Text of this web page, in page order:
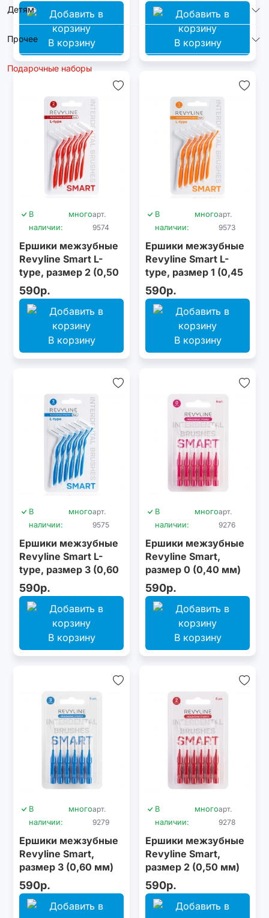
Детям
Прочее
Подарочные наборы
В корзину В корзину
В
наличии:
многоарт.
9574
Ершики межзубные
Revyline Smart L-
type, размер 2 (0,50
мм) красные, 6 шт.
590р.
В корзину
В
наличии:
многоарт.
9573
Ершики межзубные
Revyline Smart L-
type, размер 1 (0,45
мм) оранжевые, 6
шт.
590р.
В корзину
В
наличии:
многоарт.
9575
Ершики межзубные
Revyline Smart L-
type, размер 3 (0,60
мм) голубые, 6 шт.
590р.
В корзину
В
наличии:
многоарт.
9276
Ершики межзубные
Revyline Smart,
размер 0 (0,40 мм)
розовые, 6 шт.
590р.
В корзину
В
наличии:
многоарт.
9279
Ершики межзубные
Revyline Smart,
размер 3 (0,60 мм)
голубые, 6 шт.
590р.
В
наличии:
многоарт.
9278
Ершики межзубные
Revyline Smart,
размер 2 (0,50 мм)
красные, 6 шт.
590р.